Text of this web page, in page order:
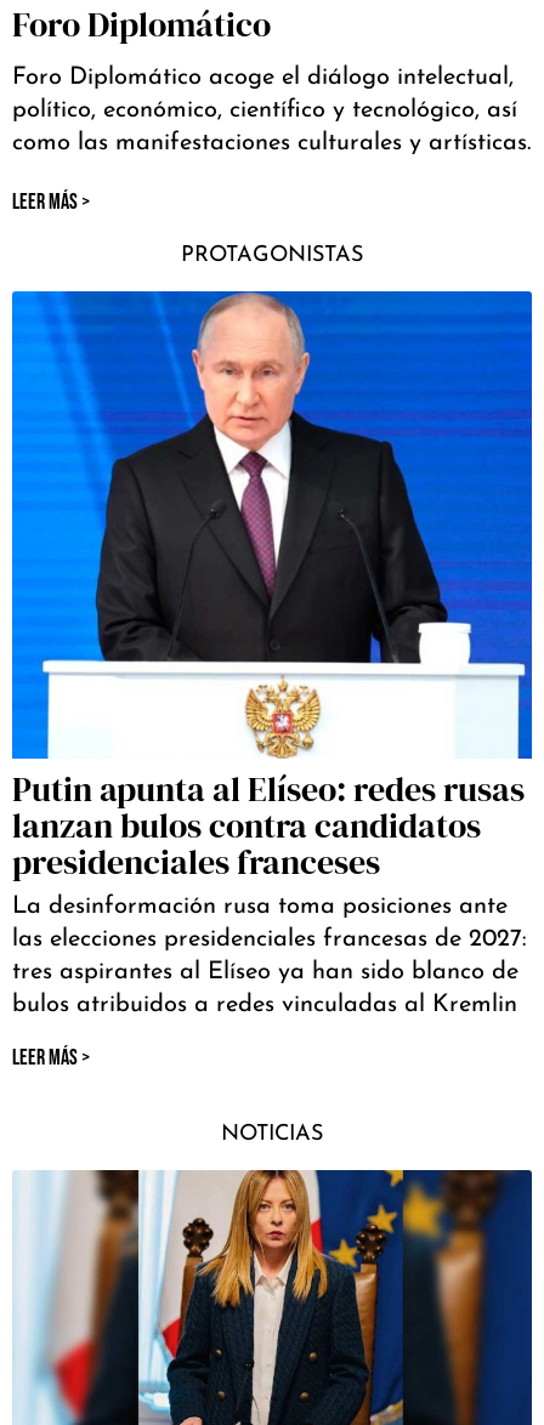
Foro Diplomático
Foro Diplomático acoge el diálogo intelectual,
político, económico, científico y tecnológico, así
como las manifestaciones culturales y artísticas.
LEER MÁS >
PROTAGONISTAS
Putin apunta al Elíseo: redes rusas
lanzan bulos contra candidatos
presidenciales franceses
La desinformación rusa toma posiciones ante
las elecciones presidenciales francesas de 2027:
tres aspirantes al Elíseo ya han sido blanco de
bulos atribuidos a redes vinculadas al Kremlin
LEER MÁS >
NOTICIAS